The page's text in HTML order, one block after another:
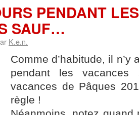
PENDANT
SAUF…
K.e.n.
Comme d’habitude, il
pendant les
vacances de Pâques
règle !